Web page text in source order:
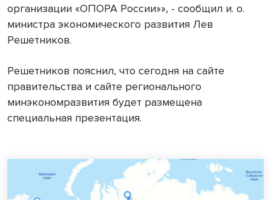
организации «ОПОРА России»», - сообщил и. о.
министра экономического развития Лев
Решетников.
Решетников пояснил, что сегодня на сайте
правительства и сайте регионального
минэкономразвития будет размещена
специальная презентация.